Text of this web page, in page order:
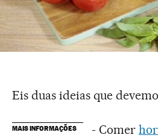
Eis duas ideias que
MAIS INFORMAÇÕES - Comer